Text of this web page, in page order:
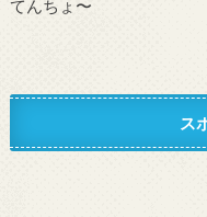
てんちょ〜
ス